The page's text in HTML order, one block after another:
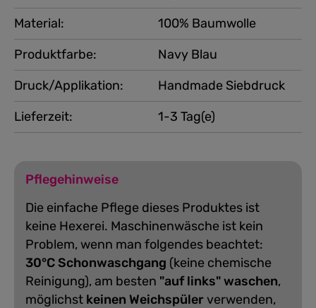
Produktfarbe:
Navy Blau
Druck/Applikation:
Handmade Siebdruck
Material:
100% Baumwolle
Lieferzeit: 1-3 Tag(e)
Pflegehinweise
Die einfache Pflege dieses Produktes ist
keine Hexerei. Maschinenwäsche ist kein
Problem, wenn man folgendes beachtet:
30°C Schonwaschgang (keine chemische
Reinigung), am besten "auf links" waschen,
möglichst keinen Weichspülerverwenden,